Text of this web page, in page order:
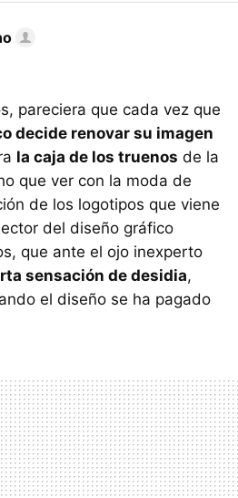
pareciera que cada vez que
decide renovar su imagen
la caja de los truenos de la
que ver con la moda de
de los logotipos que viene
del diseño gráfico
que ante el ojo inexperto
sensación de desidia,
el diseño se ha pagado